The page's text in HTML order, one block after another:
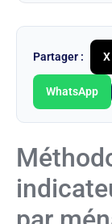
Partager : X
WhatsApp